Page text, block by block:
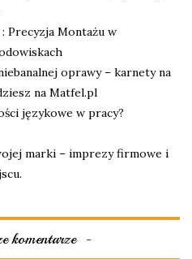
Precyzja Montażu w
oprawy – karnety na
na Matfel.pl
językowe w pracy?
marki – imprezy firmowe i
komentarze